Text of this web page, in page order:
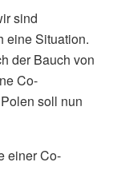
sind
eine Situation.
der Bauch von
Co-
soll nun
einer Co-